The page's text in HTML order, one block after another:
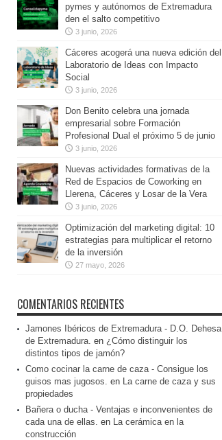
pymes y autónomos de Extremadura
den el salto competitivo
3 junio, 2026
Cáceres acogerá una nueva edición del
Laboratorio de Ideas con Impacto
Social
3 junio, 2026
Don Benito celebra una jornada
empresarial sobre Formación
Profesional Dual el próximo 5 de junio
3 junio, 2026
Nuevas actividades formativas de la
Red de Espacios de Coworking en
Llerena, Cáceres y Losar de la Vera
3 junio, 2026
Optimización del marketing digital: 10
estrategias para multiplicar el retorno
de la inversión
27 mayo, 2026
COMENTARIOS RECIENTES
Jamones Ibéricos de Extremadura - D.O. Dehesa
de Extremadura. en ¿Cómo distinguir los
distintos tipos de jamón?
Como cocinar la carne de caza - Consigue los
guisos mas jugosos. en La carne de caza y sus
propiedades
Bañera o ducha - Ventajas e inconvenientes de
cada una de ellas. en La cerámica en la
construcción